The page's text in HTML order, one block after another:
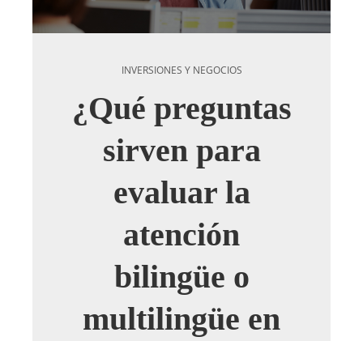
INVERSIONES Y NEGOCIOS
¿Qué preguntas
sirven para
evaluar la
atención
bilingüe o
multilingüe en